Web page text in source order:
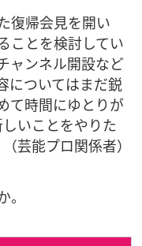
復帰会見を開い
ことを検討してい
ャンネル開設など
についてはまだ鋭
て時間にゆとりが
いことをやりた
芸能プロ関係者）